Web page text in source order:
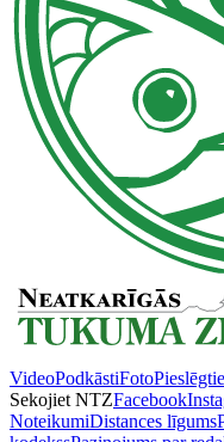
VideoPodkāstiFoto
Sekojiet NTZFacebook
NoteikumiDistances līgums